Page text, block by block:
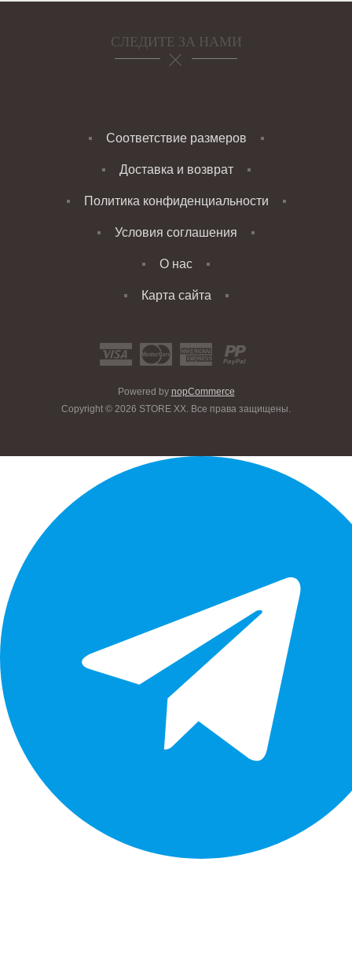
СЛЕДИТЕ ЗА НАМИ
Соответствие размеров
Доставка и возврат
Политика конфиденциальности
Условия соглашения
О нас
Карта сайта
Powered by nopCommerce
Copyright © 2026 STORE XX. Все права защищены.